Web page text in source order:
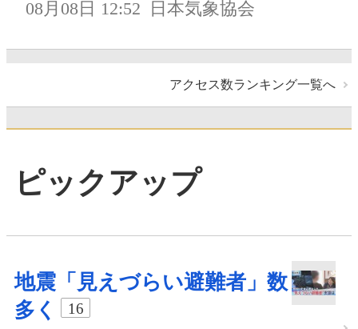
08月08日 12:52 日本気象協会
アクセス数ランキング一覧へ
ピックアップ
地震「見えづらい避難者」数
多く
16